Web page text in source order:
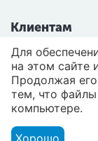
Клиентам
Контакты
Для
на этом сайте
Продолжая
тем, что
компьютере.
Хорошо